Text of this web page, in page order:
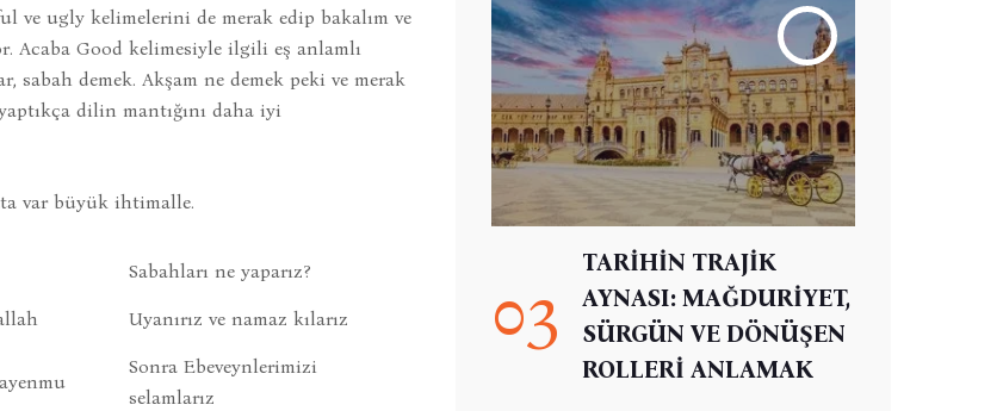
ve ugly kelimelerini de merak edip bakalım ve
Acaba Good kelimesiyle ilgili eş anlamlı
sabah demek. Akşam ne demek peki ve merak
dilin mantığını daha iyi
var büyük ihtimalle.
Sabahları ne yaparız?
Uyanırız ve namaz kılarız
Sonra Ebeveynlerimizi
selamlarız
03
TARİHİN TRAJİK
AYNASI: MAĞDURİYET,
SÜRGÜN VE DÖNÜŞEN
ROLLERİ ANLAMAK